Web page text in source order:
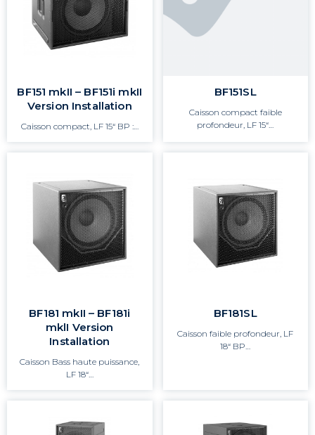
BF151 mkII – BF151i mkII
Version Installation
Caisson compact, LF 15“ BP :…
BF151SL
Caisson compact faible
profondeur, LF 15“…
BF181 mkII – BF181i
mklI Version
Installation
Caisson Bass haute puissance,
LF 18“…
BF181SL
Caisson faible profondeur, LF
18“ BP…